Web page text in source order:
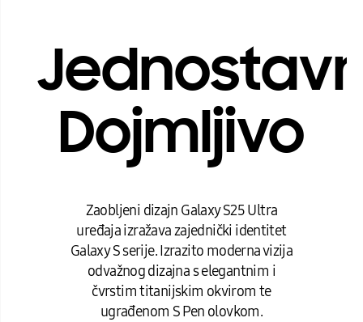
Dojmljivo
Zaobljeni dizajn Galaxy S25 Ultra
uređaja izražava zajednički identitet
Galaxy S serije. Izrazito moderna vizija
odvažnog dizajna s elegantnim i
čvrstim titanijskim okvirom te
ugrađenom S Pen olovkom.